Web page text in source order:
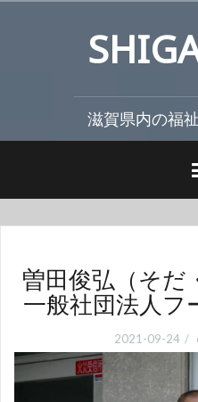
ス
滋賀県内の福
曽田俊弘（そだ
一般社団法人フ
2021-09-24